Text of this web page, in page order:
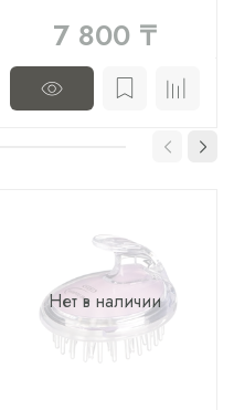
7 800 ₸
Нет в наличии